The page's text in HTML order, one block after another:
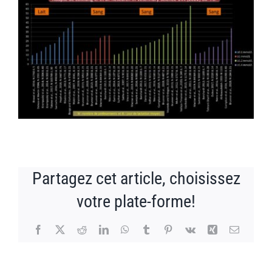
Partagez cet article, choisissez
votre plate-forme!
Facebook
X RedditLinkedInWhatsApp
TumblrPinterest
Vk Xing Email